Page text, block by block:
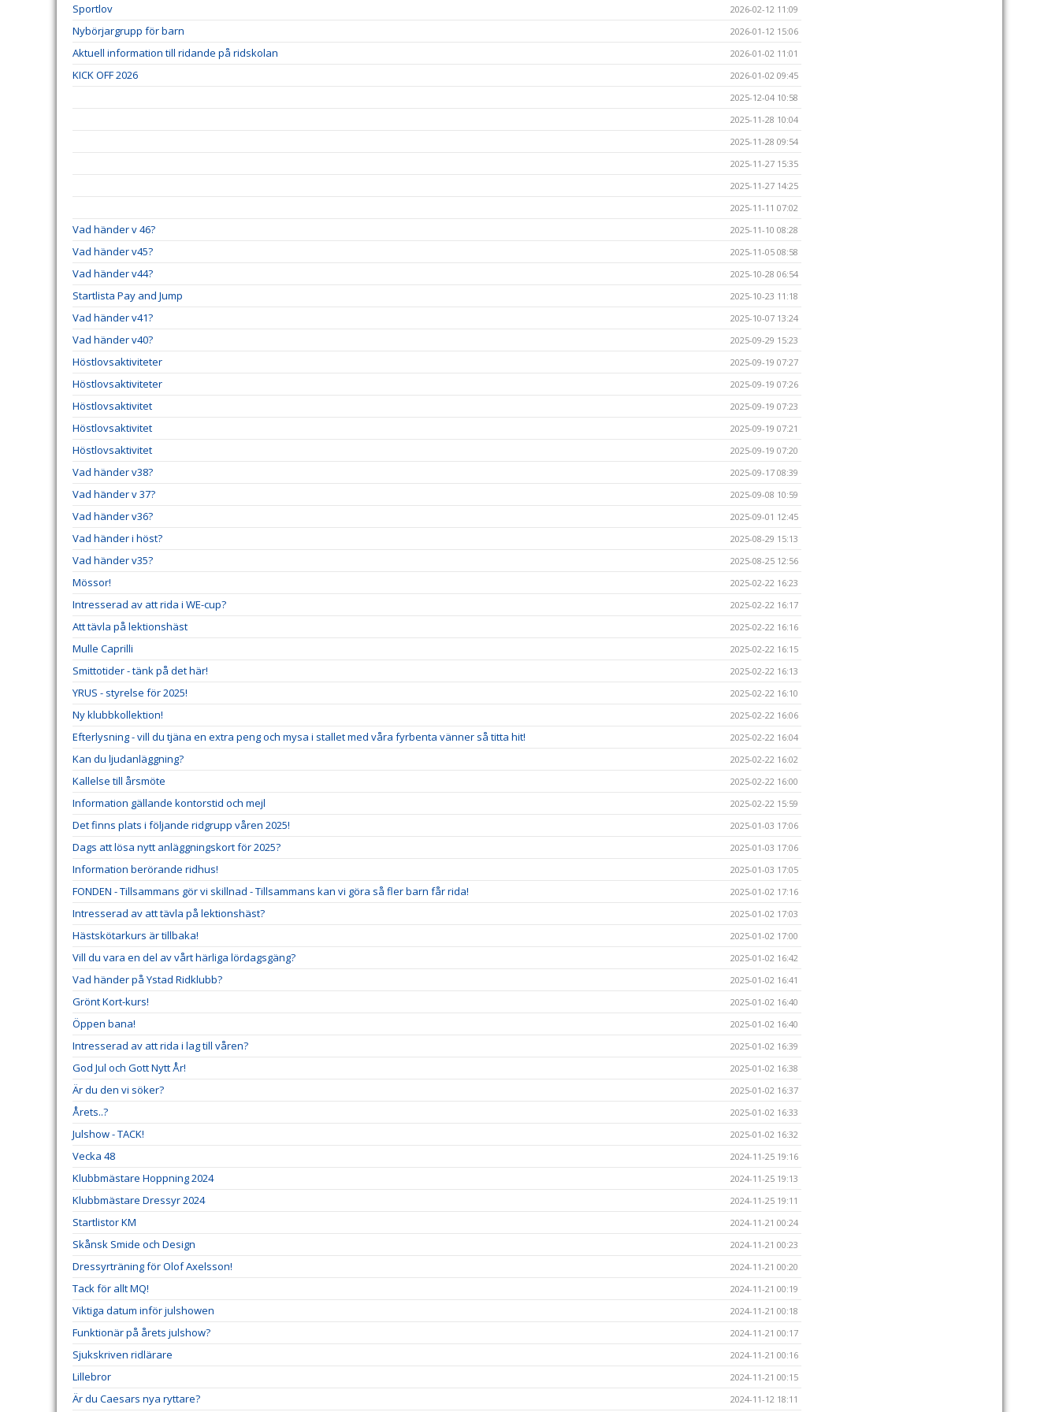
Sportlov 2026-02-12 11:09
Nybörjargrupp för barn 2026-01-12 15:06
Aktuell information till ridande på ridskolan 2026-01-02 11:01
KICK OFF 2026
2026-01-02 09:45
2025-12-04 10:58
2025-11-28 10:04
2025-11-28 09:54
2025-11-27 15:35
2025-11-27 14:25
2025-11-11 07:02
Vad händer v 46? 2025-11-10 08:28
Vad händer v45? 2025-11-05 08:58
Vad händer v44? 2025-10-28 06:54
Startlista Pay and Jump 2025-10-23 11:18
Vad händer v41? 2025-10-07 13:24
Vad händer v40? 2025-09-29 15:23
Höstlovsaktiviteter 2025-09-19 07:27
Höstlovsaktiviteter 2025-09-19 07:26
Höstlovsaktivitet 2025-09-19 07:23
Höstlovsaktivitet 2025-09-19 07:21
Höstlovsaktivitet 2025-09-19 07:20
Vad händer v38? 2025-09-17 08:39
Vad händer v 37? 2025-09-08 10:59
Vad händer v36? 2025-09-01 12:45
Vad händer i höst? 2025-08-29 15:13
Vad händer v35? 2025-08-25 12:56
Mössor! 2025-02-22 16:23
Intresserad av att rida i WE-cup? 2025-02-22 16:17
Att tävla på lektionshäst 2025-02-22 16:16
Mulle Caprilli 2025-02-22 16:15
Smittotider - tänk på det här! 2025-02-22 16:13
YRUS - styrelse för 2025! 2025-02-22 16:10
Ny klubbkollektion! 2025-02-22 16:06
Efterlysning - vill du tjäna en extra peng och mysa i stallet med våra fyrbenta vänner så titta hit! 2025-02-22 16:04
Kan du ljudanläggning? 2025-02-22 16:02
Kallelse till årsmöte 2025-02-22 16:00
Information gällande kontorstid och mejl 2025-02-22 15:59
Det finns plats i följande ridgrupp våren 2025! 2025-01-03 17:06
Dags att lösa nytt anläggningskort för 2025? 2025-01-03 17:06
Information berörande ridhus! 2025-01-03 17:05
FONDEN - Tillsammans gör vi skillnad - Tillsammans kan vi göra så fler barn får rida! 2025-01-02 17:16
Intresserad av att tävla på lektionshäst? 2025-01-02 17:03
Hästskötarkurs är tillbaka! 2025-01-02 17:00
Vill du vara en del av vårt härliga lördagsgäng? 2025-01-02 16:42
Vad händer på Ystad Ridklubb? 2025-01-02 16:41
Grönt Kort-kurs! 2025-01-02 16:40
Öppen bana! 2025-01-02 16:40
Intresserad av att rida i lag till våren? 2025-01-02 16:39
God Jul och Gott Nytt År! 2025-01-02 16:38
Är du den vi söker? 2025-01-02 16:37
Årets..? 2025-01-02 16:33
Julshow - TACK! 2025-01-02 16:32
Vecka 48 2024-11-25 19:16
Klubbmästare Hoppning 2024 2024-11-25 19:13
Klubbmästare Dressyr 2024 2024-11-25 19:11
Startlistor KM 2024-11-21 00:24
Skånsk Smide och Design 2024-11-21 00:23
Dressyrträning för Olof Axelsson! 2024-11-21 00:20
Tack för allt MQ! 2024-11-21 00:19
Viktiga datum inför julshowen 2024-11-21 00:18
Funktionär på årets julshow? 2024-11-21 00:17
Sjukskriven ridlärare 2024-11-21 00:16
Lillebror 2024-11-21 00:15
Är du Caesars nya ryttare? 2024-11-12 18:11